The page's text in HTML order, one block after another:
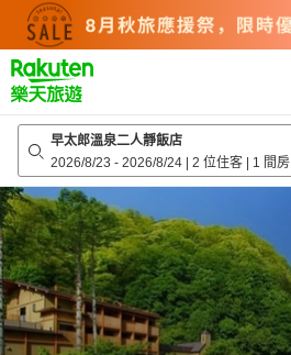
top
page
早太郎溫泉二人靜飯店
2026/8/23 - 2026/8/24 | 2 位住客 | 1 間房